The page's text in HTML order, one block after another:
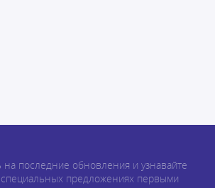
последние обновления и узнавайте
предложениях первыми